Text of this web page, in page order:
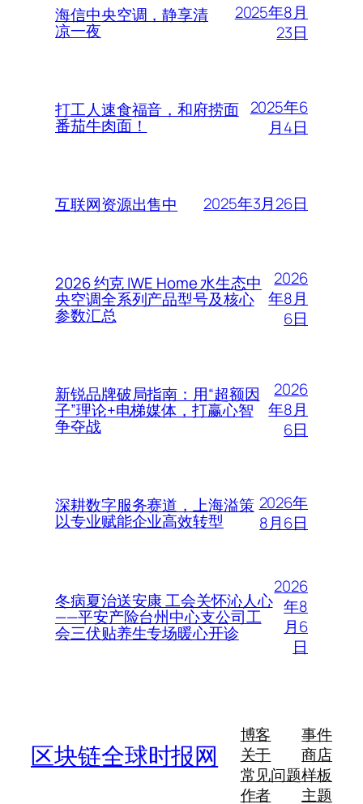
海信中央空调，静享清
凉一夜
2025年8月
23日
打工人速食福音，和府捞面
番茄牛肉面！
2025年6
月4日
互联网资源出售中 2025年3月26日
2026 约克 IWE Home 水生态中
央空调全系列产品型号及核心
参数汇总
2026
年8月
6日
新锐品牌破局指南：用“超额因
子”理论+电梯媒体，打赢心智
争夺战
2026
年8月
6日
深耕数字服务赛道，上海溢策
以专业赋能企业高效转型
2026年
8月6日
冬病夏治送安康 工会关怀沁人心
——平安产险台州中心支公司工
会三伏贴养生专场暖心开诊
2026
年8
月6
日
区块链全球时报网
博客
关于
常见问题
作者
事件
商店
样板
主题